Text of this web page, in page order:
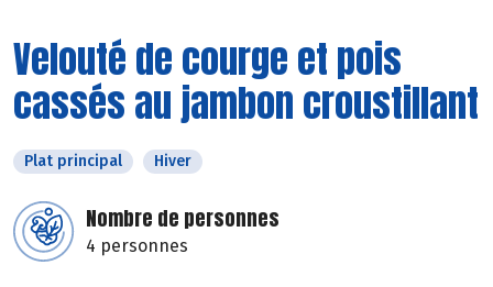
Velouté de courge et pois
cassés au jambon croustillant
Plat principal Hiver
Nombre de personnes
4 personnes